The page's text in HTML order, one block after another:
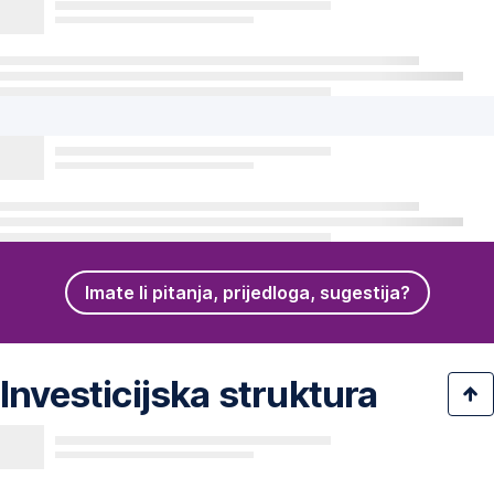
Imate li pitanja, prijedloga, sugestija?
Investicijska struktura